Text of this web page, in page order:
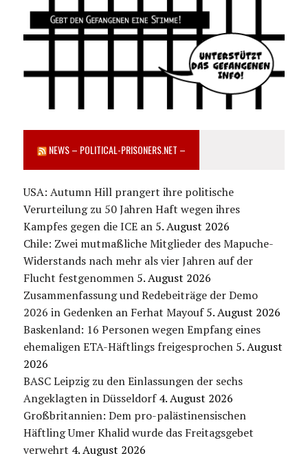
NEWS – POLITICAL-PRISONERS.NET –
USA: Autumn Hill prangert ihre politische
Verurteilung zu 50 Jahren Haft wegen ihres
Kampfes gegen die ICE an 5. August 2026
Chile: Zwei mutmaßliche Mitglieder des Mapuche-
Widerstands nach mehr als vier Jahren auf der
Flucht festgenommen 5. August 2026
Zusammenfassung und Redebeiträge der Demo
2026 in Gedenken an Ferhat Mayouf 5. August 2026
Baskenland: 16 Personen wegen Empfang eines
ehemaligen ETA-Häftlings freigesprochen 5. August
2026
BASC Leipzig zu den Einlassungen der sechs
Angeklagten in Düsseldorf 4. August 2026
Großbritannien: Dem pro-palästinensischen
Häftling Umer Khalid wurde das Freitagsgebet
verwehrt 4. August 2026